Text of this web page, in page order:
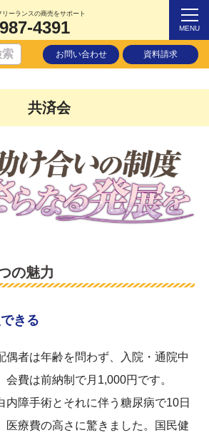
ーランスの商売をサポート
4391 MENU
お問い合わせ 資料請求
共済会
の魅力
きる
者は年齢を問わず、入院・通院中
会費は前納制で月1,000円です。
内障手術とそれに伴う糖尿病で10日
医療費の高さに驚きました。国民健